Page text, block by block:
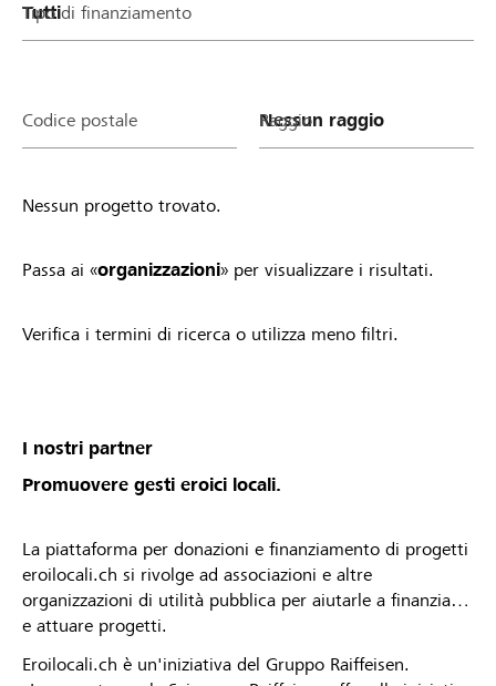
Tipo di finanziamento
Codice postale Raggio
Nessun progetto trovato.
Passa ai «organizzazioni» per visualizzare i risultati.
Verifica i termini di ricerca o utilizza meno filtri.
I nostri partner
Promuovere gesti eroici locali.
La piattaforma per donazioni e finanziamento di progetti
eroilocali.ch si rivolge ad associazioni e altre
organizzazioni di utilità pubblica per aiutarle a finanziare
e attuare progetti.
Eroilocali.ch è un'iniziativa del Gruppo Raiffeisen.